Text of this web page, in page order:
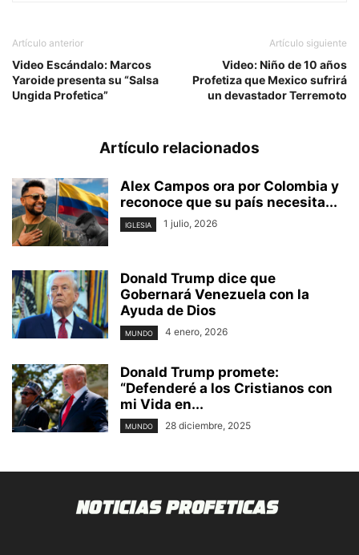
Artículo anterior
Video Escándalo: Marcos
Yaroide presenta su “Salsa
Ungida Profetica”
Artículo siguiente
Video: Niño de 10 años
Profetiza que Mexico sufrirá
un devastador Terremoto
Artículo relacionados
Alex Campos ora por Colombia y
reconoce que su país necesita...
IGLESIA 1 julio, 2026
Donald Trump dice que
Gobernará Venezuela con la
Ayuda de Dios
MUNDO 4 enero, 2026
Donald Trump promete:
“Defenderé a los Cristianos con
mi Vida en...
MUNDO 28 diciembre, 2025